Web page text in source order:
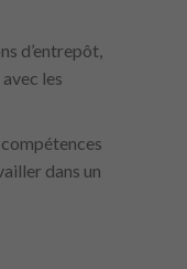
d’entrepôt,
les
dans un